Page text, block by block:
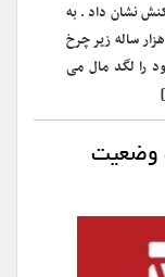
نشان داد . به
ساله زیر چرخ
را لگد مال می
وضعیت